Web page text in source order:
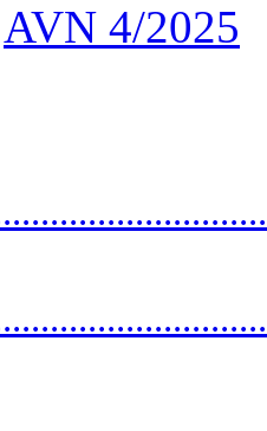
AVN 4/2025